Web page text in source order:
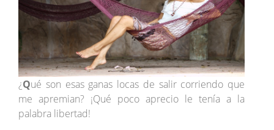
¿Qué son esas ganas locas de salir corriendo que
me apremian? ¡Qué poco aprecio le tenía a la
palabra libertad!